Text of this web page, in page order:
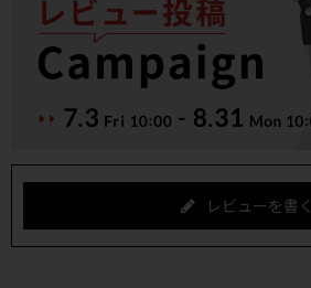
レビューを書く